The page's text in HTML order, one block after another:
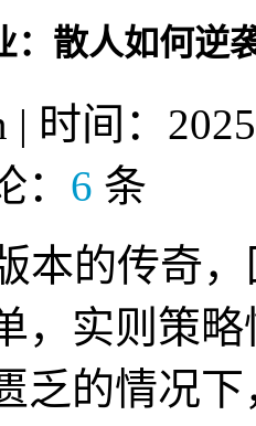
：散人如何逆
| 时间：
： 6 条
本的传奇
，实则策
乏的情况